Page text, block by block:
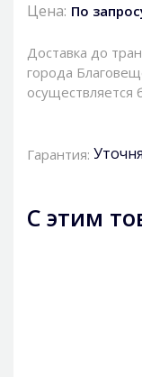
Цена: По
Доставка до
города
осуществляется
Гарантия:
С этим